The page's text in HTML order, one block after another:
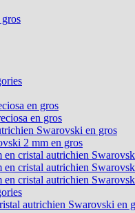
gros
en gros
en gros
Swarovski en gros
2 mm en gros
en cristal autrichien
en cristal autrichien
en cristal autrichien
autrichien Swarovski en